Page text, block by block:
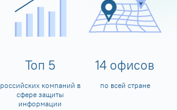
Топ 5
российских компаний в
сфере защиты
информации
14 офисов
по всей стране